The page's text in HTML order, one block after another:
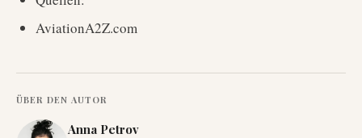
AviationA2Z.com
ÜBER DEN AUTOR
Anna Petrov